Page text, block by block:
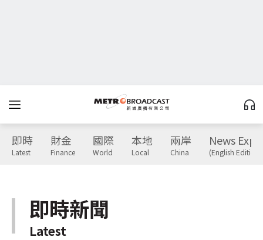
即時
Latest
財金
Finance
國際
World
本地
Local
兩岸
China
News
(English Edition)
即時新聞
Latest